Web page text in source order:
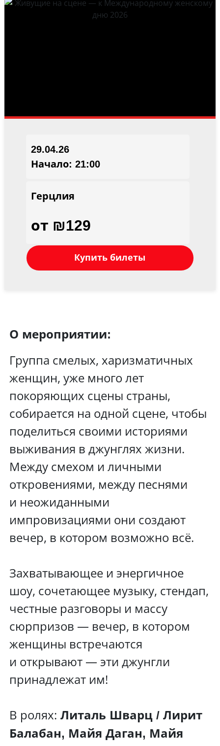
29.04.26
Начало: 21:00
Герцлия
от ₪129
Купить билеты
О мероприятии:
Группа смелых, харизматичных
женщин, уже много лет
покоряющих сцены страны,
собирается на одной сцене, чтобы
поделиться своими историями
выживания в джунглях жизни.
Между смехом и личными
откровениями, между песнями
и неожиданными
импровизациями они создают
вечер, в котором возможно всё.
Захватывающее и энергичное
шоу, сочетающее музыку, стендап,
честные разговоры и массу
сюрпризов — вечер, в котором
женщины встречаются
и открывают — эти джунгли
принадлежат им!
В ролях: Литаль Шварц / Лирит
Балабан, Майя Даган, Майя